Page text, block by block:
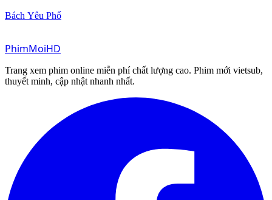
Bách Yêu Phổ
PhimMoiHD
Trang xem phim online miễn phí chất lượng cao. Phim mới vietsub,
thuyết minh, cập nhật nhanh nhất.